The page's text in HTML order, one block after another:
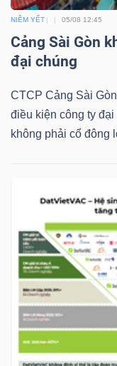
NIÊM YẾT 05/08 12:45
Cảng Sài Gòn
đại chúng
CTCP Cảng Sài
điều kiện công ty
không phải cổ đông